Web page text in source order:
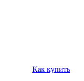
Как купить